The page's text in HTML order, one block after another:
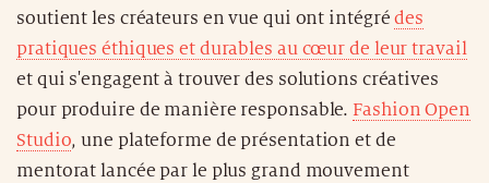
soutient les créateurs en vue qui ont intégrédes
pratiques éthiques et durables au cœur de leur travail
et qui s'engagent à trouver des solutions créatives
pour produire de manière responsable. Fashion Open
Studio, une plateforme de présentation et de
mentorat lancée par le plus grand mouvement